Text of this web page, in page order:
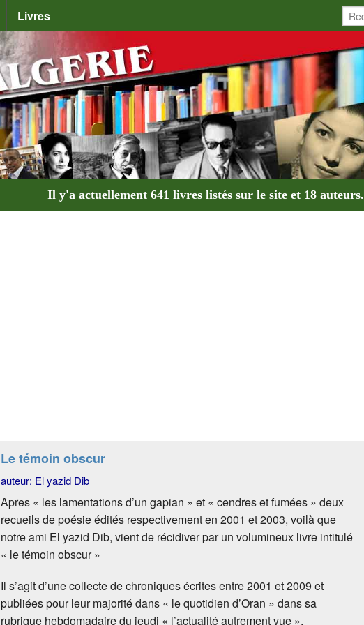
Livres
Il y'a actuellement 641 livreslistés sur le site et 18 auteurs.
Le témoin obscur
auteur: El yazid Dib
Apres « les lamentations d’un gapian » et « cendres et fumées » deux
recueils de poésie édités respectivement en 2001 et 2003, voilà que
notre ami El yazid Dib, vient de récidiver par un volumineux livre intitulé
« le témoin obscur »
Il s’agit d’une collecte de chroniques écrites entre 2001 et 2009 et
publiées pour leur majorité dans « le quotidien d’Oran » dans sa
rubrique hebdomadaire du jeudi « l’actualité autrement vue ».